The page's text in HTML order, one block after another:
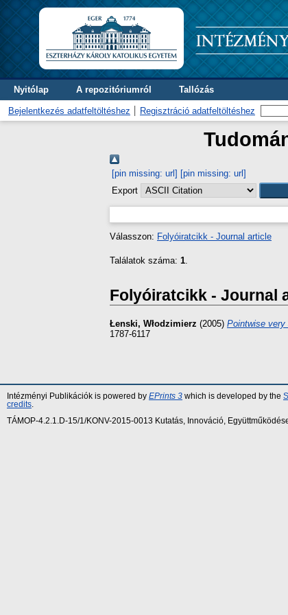
Nyitólap A repozitóriumról Tallózás
Bejelentkezés adatfeltöltéshez Regisztráció adatfeltöltéshez
[pin missing: url] [pin missing: url]
Export
Válasszon: Folyóiratcikk - Journal article
Találatok száma: 1.
Folyóiratcikk - Journal
Łenski, Włodzimierz (2005) Pointwise very
1787-6117
Intézményi Publikációk is powered by EPrints 3 which is developed by the
credits
TÁMOP-4.2.1.D-15/1/KONV-2015-0013 Kutatás, Innováció,